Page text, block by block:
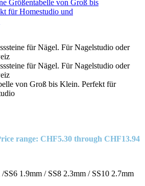
range: CHF5.30 through CHF13.94
SS6 1.9mm / SS8 2.3mm / SS10 2.7mm